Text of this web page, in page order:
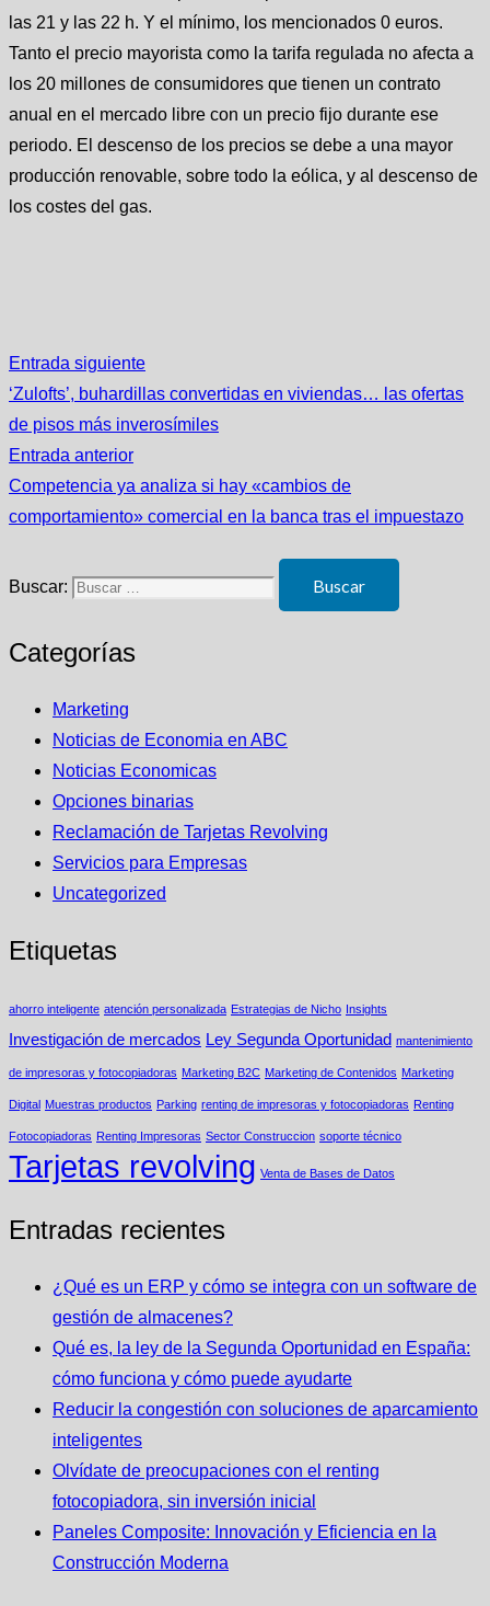
las 21 y las 22 h. Y el mínimo, los mencionados 0 euros.
Tanto el precio mayorista como la tarifa regulada no afecta a
los 20 millones de consumidores que tienen un contrato
anual en el mercado libre con un precio fijo durante ese
periodo. El descenso de los precios se debe a una mayor
producción renovable, sobre todo la eólica, y al descenso de
los costes del gas.
Entrada siguiente
‘Zulofts’, buhardillas convertidas en viviendas… las ofertas
de pisos más inverosímiles
Entrada anterior
Competencia ya analiza si hay «cambios de
comportamiento» comercial en la banca tras el impuestazo
Buscar:
Categorías
Marketing
Noticias de Economia en ABC
Noticias Economicas
Opciones binarias
Reclamación de Tarjetas Revolving
Servicios para Empresas
Uncategorized
Etiquetas
ahorro inteligente atención personalizada Estrategias de Nicho Insights
Investigación de mercados Ley Segunda Oportunidad mantenimiento
de impresoras y fotocopiadoras Marketing B2C Marketing de Contenidos Marketing
Digital Muestras productos Parking renting de impresoras y fotocopiadoras Renting
Fotocopiadoras Renting Impresoras Sector Construccion soporte técnico
Tarjetas revolving Venta de Bases de Datos
Entradas recientes
¿Qué es un ERP y cómo se integra con un software de
gestión de almacenes?
Qué es, la ley de la Segunda Oportunidad en España:
cómo funciona y cómo puede ayudarte
Reducir la congestión con soluciones de aparcamiento
inteligentes
Olvídate de preocupaciones con el renting
fotocopiadora, sin inversión inicial
Paneles Composite: Innovación y Eficiencia en la
Construcción Moderna